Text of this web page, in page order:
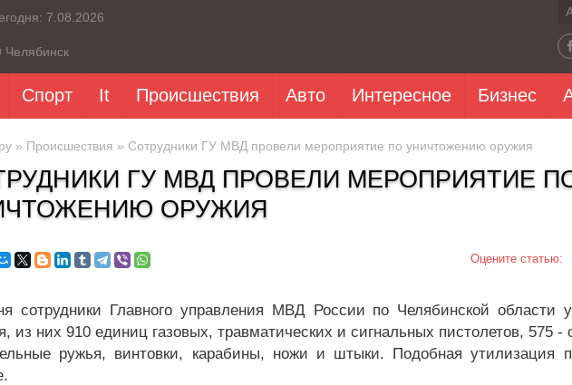
7.08.2026
Челябинск
Спорт It Происшествия Авто Интересное Бизнес
» Происшествия » Сотрудники ГУ МВД провели мероприятие по уничтожению оружия
ГУ МВД ПРОВЕЛИ МЕРОПРИЯТИЕ
ОРУЖИЯ
Оцените статью:
сотрудники Главного управления МВД России по Челябинской области
из них 910 единиц газовых, травматических и сигнальных пистолетов, 575 -
ружья, винтовки, карабины, ножи и штыки. Подобная утилизация